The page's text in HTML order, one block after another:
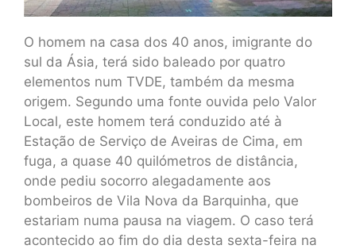
O homem na casa dos 40 anos, imigrante do
sul da Ásia, terá sido baleado por quatro
elementos num TVDE, também da mesma
origem. Segundo uma fonte ouvida pelo Valor
Local, este homem terá conduzido até à
Estação de Serviço de Aveiras de Cima, em
fuga, a quase 40 quilómetros de distância,
onde pediu socorro alegadamente aos
bombeiros de Vila Nova da Barquinha, que
estariam numa pausa na viagem. O caso terá
acontecido ao fim do dia desta sexta-feira na